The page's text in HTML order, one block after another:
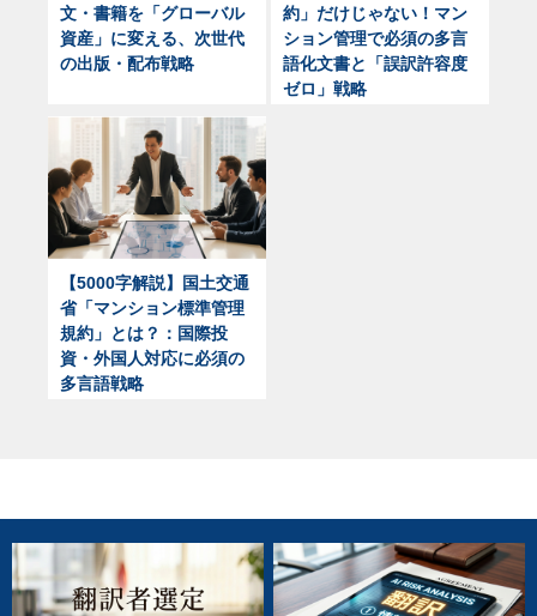
文・書籍を「グローバル
資産」に変える、次世代
の出版・配布戦略
約」だけじゃない！マン
ション管理で必須の多言
語化文書と「誤訳許容度
ゼロ」戦略
【5000字解説】国土交通
省「マンション標準管理
規約」とは？：国際投
資・外国人対応に必須の
多言語戦略